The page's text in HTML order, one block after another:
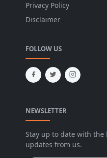
Privacy Policy
Disclaimer
FOLLOW US
NEWSLETTER
Stay up to date with
updates from us.